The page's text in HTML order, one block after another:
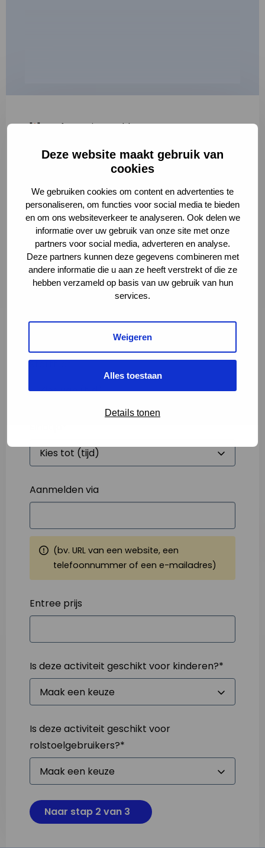
Deze website maakt gebruik van
cookies
We gebruiken cookies om content en advertenties te
personaliseren, om functies voor social media te bieden
en om ons websiteverkeer te analyseren. Ook delen we
informatie over uw gebruik van onze site met onze
partners voor social media, adverteren en analyse.
Deze partners kunnen deze gegevens combineren met
andere informatie die u aan ze heeft verstrekt of die ze
hebben verzameld op basis van uw gebruik van hun
services.
Weigeren
Alles toestaan
Details tonen
"*" geeft vereiste velden aan
2
Volledige omschrijving*
Starttijd*
Aanmelden via
(bv. URL van een website, een
telefoonnummer of een e-mailadres)
Entree prijs
Is deze activiteit geschikt voor kinderen?*
Is deze activiteit geschikt voor
rolstoelgebruikers?*